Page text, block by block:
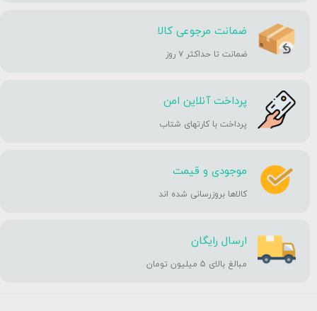
ضمانت مرجوعی کالا
ضمانت تا حداکثر ۷ روز
پرداخت آنلاین امن
پرداخت با کارتهای شتاب
موجودی و قیمت
کالاها بروزرسانی شده اند
ارسال رایگان
مبالغ بالای 5 میلیون تومان